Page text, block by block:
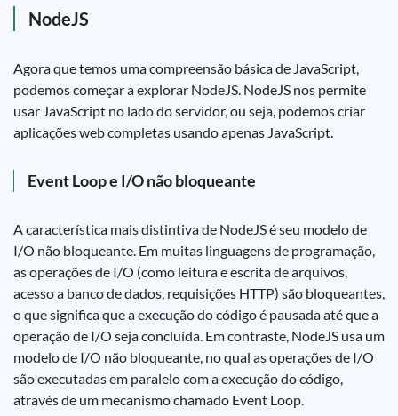
NodeJS
Agora que temos uma compreensão básica de JavaScript,
podemos começar a explorar NodeJS. NodeJS nos permite
usar JavaScript no lado do servidor, ou seja, podemos criar
aplicações web completas usando apenas JavaScript.
Event Loop e I/O não bloqueante
A característica mais distintiva de NodeJS é seu modelo de
I/O não bloqueante. Em muitas linguagens de programação,
as operações de I/O (como leitura e escrita de arquivos,
acesso a banco de dados, requisições HTTP) são bloqueantes,
o que significa que a execução do código é pausada até que a
operação de I/O seja concluída. Em contraste, NodeJS usa um
modelo de I/O não bloqueante, no qual as operações de I/O
são executadas em paralelo com a execução do código,
através de um mecanismo chamado Event Loop.